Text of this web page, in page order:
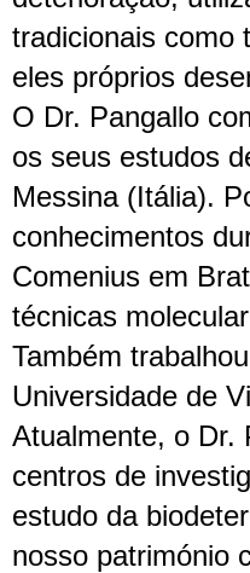
tradicionais como
eles próprios
O Dr. Pangallo
os seus estudos
Messina (Itália).
conhecimentos
Comenius em
técnicas
Também
Universidade de
Atualmente, o Dr.
centros de
estudo da
nosso património